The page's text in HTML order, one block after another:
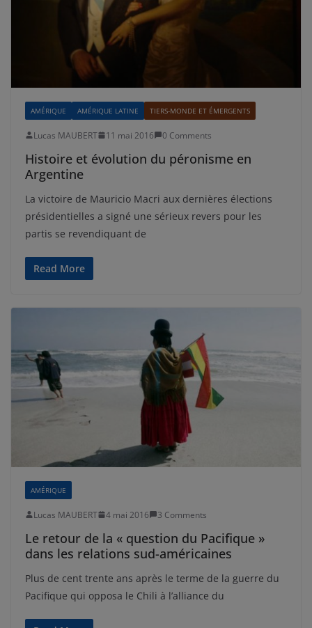
AMÉRIQUE AMÉRIQUE LATINE TIERS-MONDE ET ÉMERGENTS
Lucas MAUBERT 11 mai 2016 0 Comments
Histoire et évolution du péronisme en
Argentine
La victoire de Mauricio Macri aux dernières élections
présidentielles a signé une sérieux revers pour les
partis se revendiquant de
Read More
AMÉRIQUE
Lucas MAUBERT 4 mai 2016 3 Comments
Le retour de la « question du Pacifique »
dans les relations sud-américaines
Plus de cent trente ans après le terme de la guerre du
Pacifique qui opposa le Chili à l’alliance du